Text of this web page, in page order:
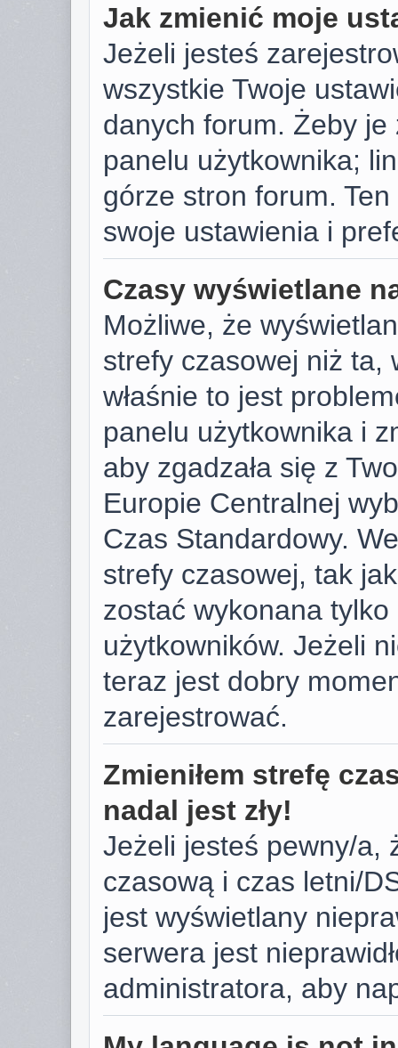
Jak zmienić moje
Jeżeli jesteś
wszystkie Twoje
danych forum. Żeby
panelu użytkownika;
górze stron forum.
swoje ustawienia i
Czasy wyświetlane
Możliwe, że
strefy czasowej niż ta,
właśnie to jest
panelu użytkownika i
aby zgadzała się z
Europie Centralnej
Czas Standardowy.
strefy czasowej, tak
zostać wykonana
użytkowników. Jeżeli
teraz jest dobry
zarejestrować.
Zmieniłem strefę
nadal jest zły!
Jeżeli jesteś pewny/a,
czasową i czas letni/
jest wyświetlany
serwera jest
administratora, aby